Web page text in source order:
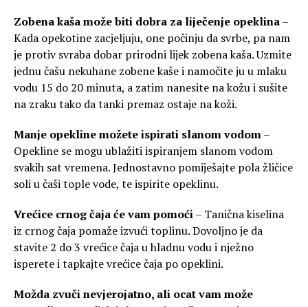
Zobena kaša može biti dobra za liječenje opeklina–
Kada opekotine zacjeljuju, one počinju da svrbe, pa nam
je protiv svraba dobar prirodni lijek zobena kaša. Uzmite
jednu čašu nekuhane zobene kaše i namočite ju u mlaku
vodu 15 do 20 minuta, a zatim nanesite na kožu i sušite
na zraku tako da tanki premaz ostaje na koži.
Manje opekline možete ispirati slanom vodom–
Opekline se mogu ublažiti ispiranjem slanom vodom
svakih sat vremena. Jednostavno pomiješajte pola žličice
soli u čaši tople vode, te ispirite opeklinu.
Vrećice crnog čaja će vam pomoći– Tanična kiselina
iz crnog čaja pomaže izvući toplinu. Dovoljno je da
stavite 2 do 3 vrećice čaja u hladnu vodu i nježno
isperete i tapkajte vrećice čaja po opeklini.
Možda zvuči nevjerojatno, ali ocat vam može